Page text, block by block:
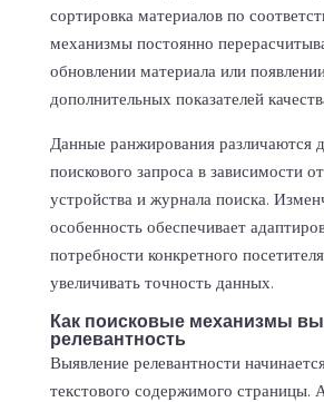
сортировка материалов по
механизмы постоянно
обновлении материала или
дополнительных показателей
Данные ранжирования различаются
поискового запроса в зависимости
устройства и журнала поиска.
особенность обеспечивает
потребности конкретного
увеличивать точность данных.
Как поисковые механизмы
релевантность
Выявление релевантности
текстового содержимого страницы.